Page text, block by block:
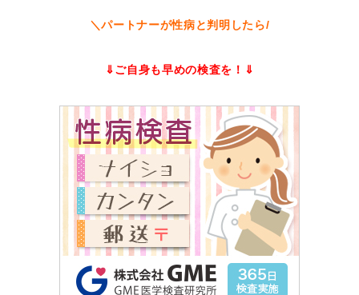
＼パートナーが性病と判明したら/
⇓ご自身も早めの検査を！⇓